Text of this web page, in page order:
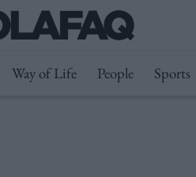
Way of Life People Sports